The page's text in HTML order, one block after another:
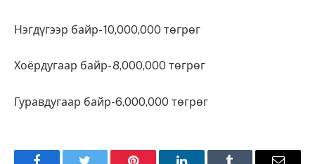
Нэгдүгээр байр- 10,000,000 төгрөг
Хоёрдугаар байр- 8,000,000 төгрөг
Гуравдугаар байр-6,000,000 төгрөг